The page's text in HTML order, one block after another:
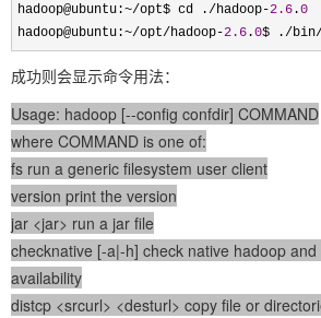
hadoop@ubuntu:~/opt$ cd ./hadoop-2.6 .0
hadoop@ubuntu:~/opt/hadoop-2.6 .0$ ./bin/
成功则会显示命令用法：
Usage: hadoop [--config confdir] COMMAND
where COMMAND is one of:
fs run a generic filesystem user client
version print the version
jar <jar> run a jar file
checknative [-a|-h] check native hadoop
availability
distcp <srcurl> <desturl> copy file or